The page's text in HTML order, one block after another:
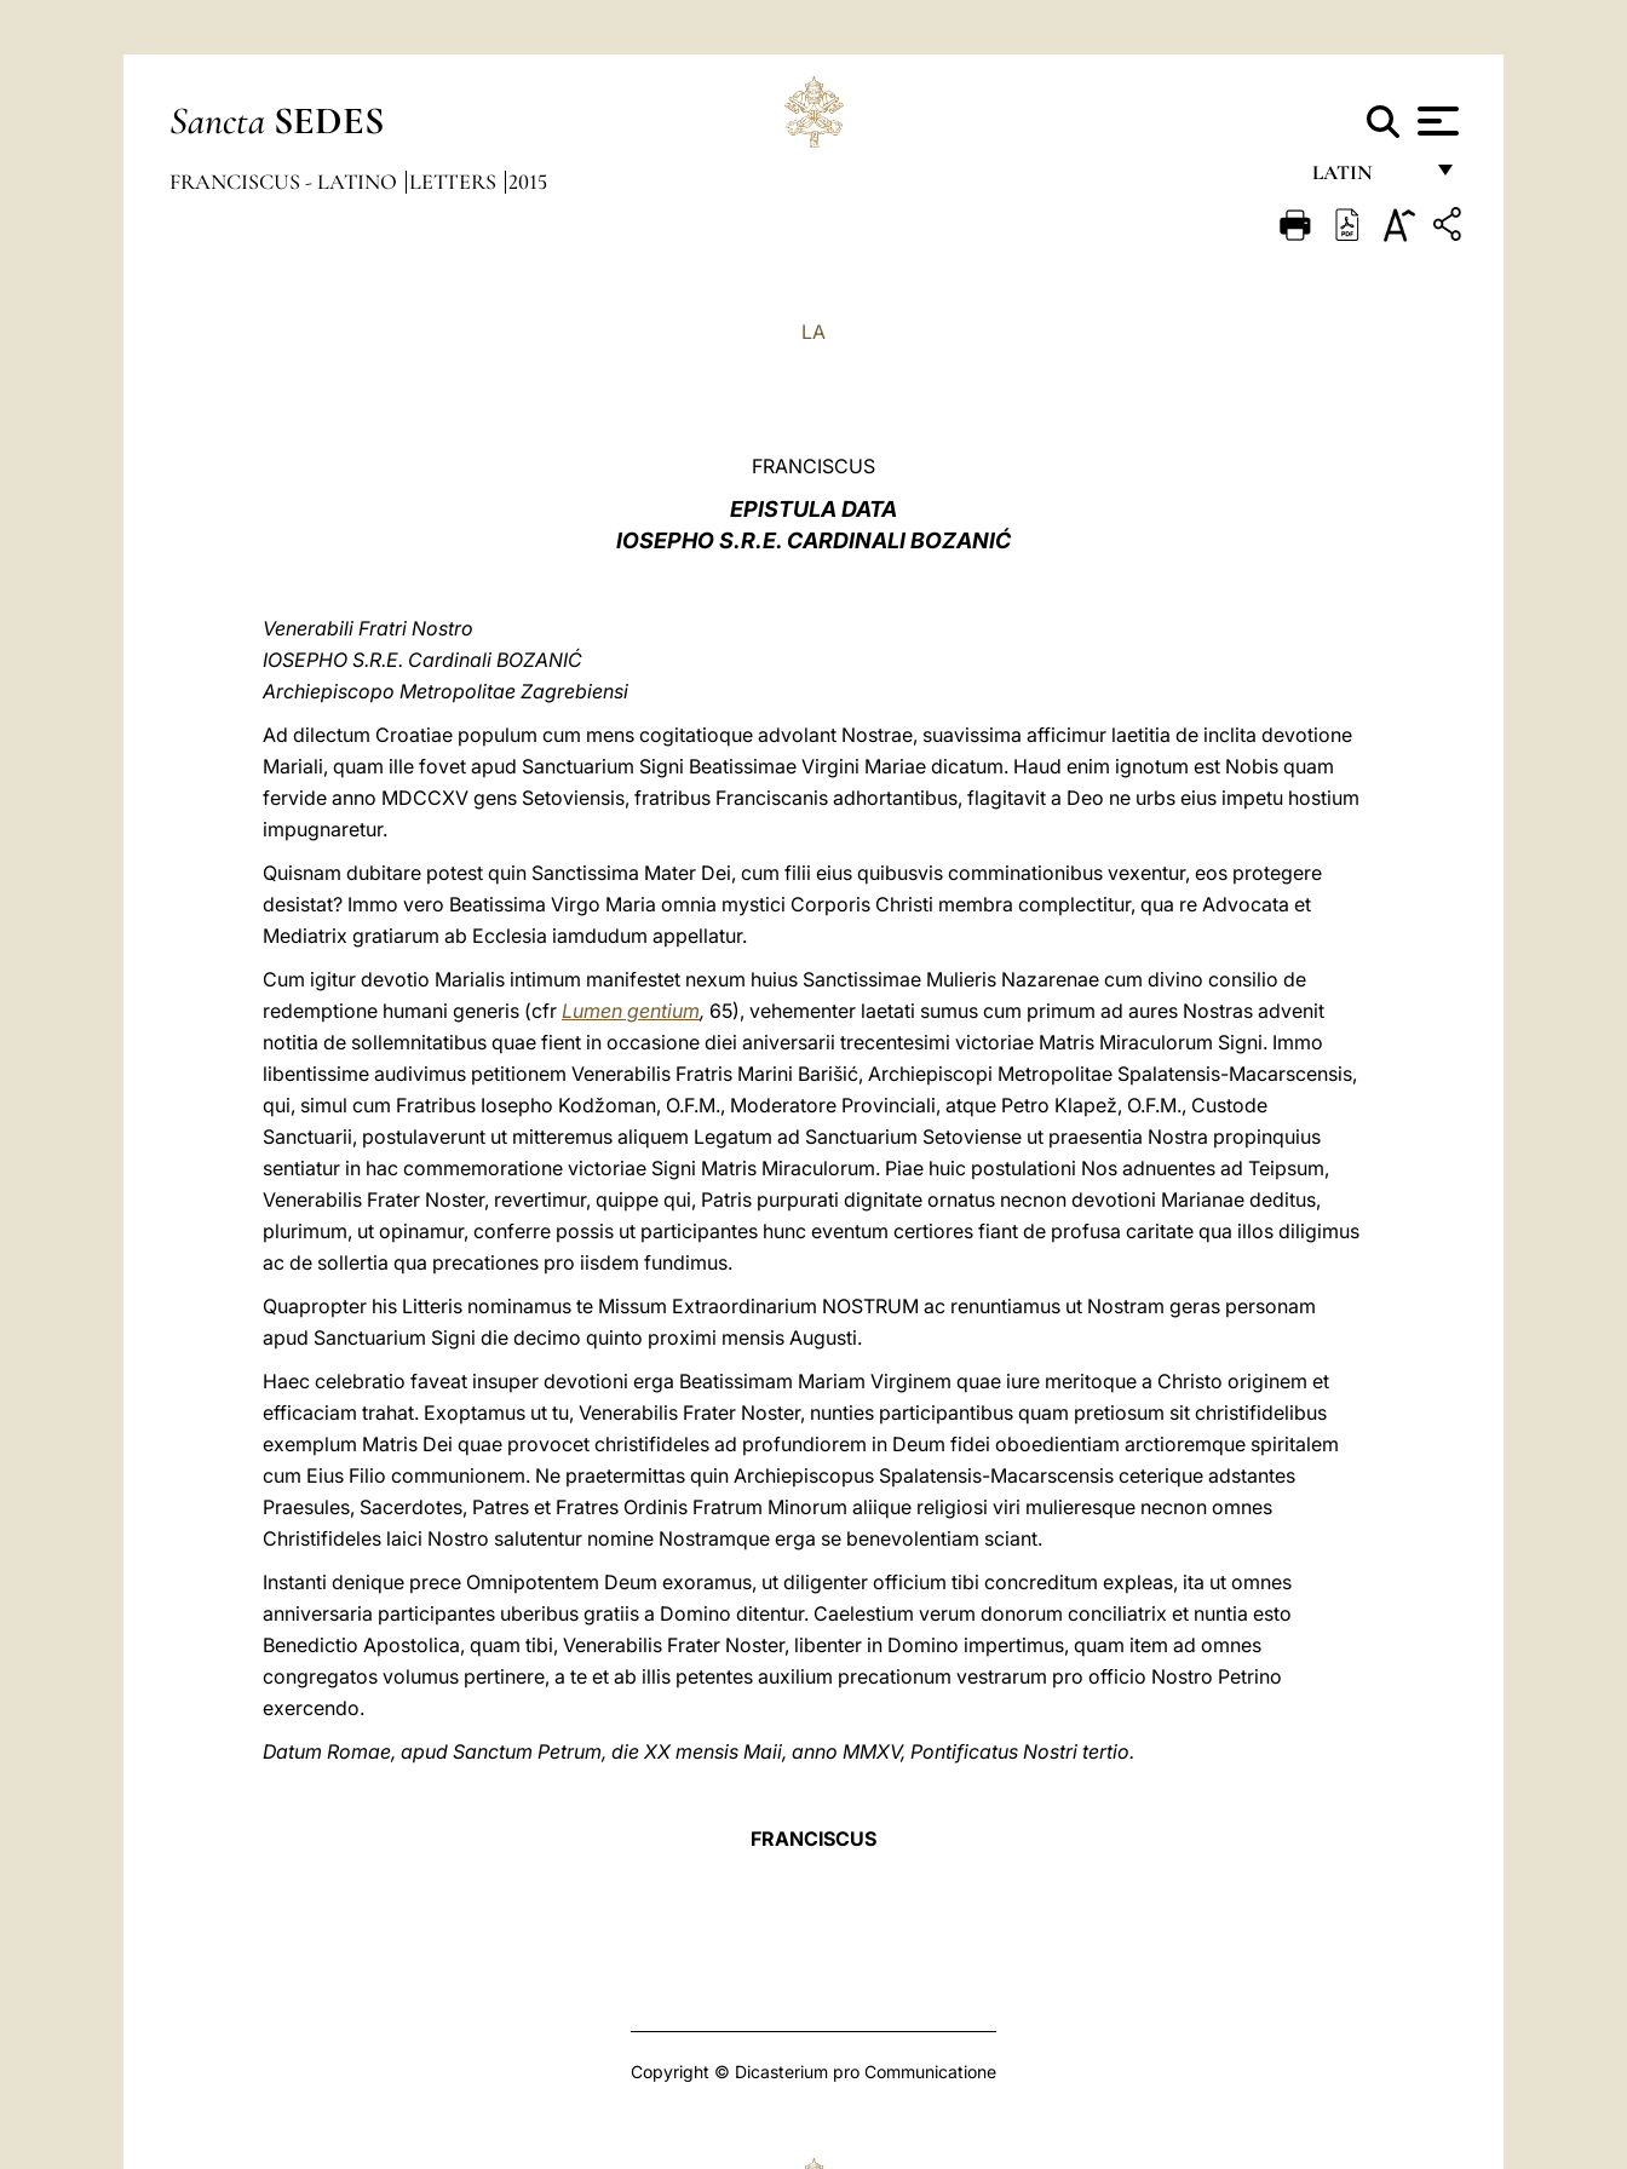
Sancta SEDES
LATIN
FRANÇAIS
FRANCISCUS - LATINO LETTERS 2015
LA
FRANCISCUS
EPISTULA DATA
IOSEPHO S.R.E. CARDINALI BOZANIĆ
Venerabili Fratri Nostro
IOSEPHO S.R.E. Cardinali BOZANIĆ
Archiepiscopo Metropolitae Zagrebiensi
Ad dilectum Croatiae populum cum mens cogitatioque advolant Nostrae, suavissima afficimur laetitia de inclita devotione
Mariali, quam ille fovet apud Sanctuarium Signi Beatissimae Virgini Mariae dicatum. Haud enim ignotum est Nobis quam
fervide anno MDCCXV gens Setoviensis, fratribus Franciscanis adhortantibus, flagitavit a Deo ne urbs eius impetu hostium
impugnaretur.
Quisnam dubitare potest quin Sanctissima Mater Dei, cum filii eius quibusvis comminationibus vexentur, eos protegere
desistat? Immo vero Beatissima Virgo Maria omnia mystici Corporis Christi membra complectitur, qua re Advocata et
Mediatrix gratiarum ab Ecclesia iamdudum appellatur.
Cum igitur devotio Marialis intimum manifestet nexum huius Sanctissimae Mulieris Nazarenae cum divino consilio de
redemptione humani generis (cfr Lumen gentium, 65), vehementer laetati sumus cum primum ad aures Nostras advenit
notitia de sollemnitatibus quae fient in occasione diei aniversarii trecentesimi victoriae Matris Miraculorum Signi. Immo
libentissime audivimus petitionem Venerabilis Fratris Marini Barišić, Archiepiscopi Metropolitae Spalatensis-Macarscensis,
qui, simul cum Fratribus Iosepho Kodžoman, O.F.M., Moderatore Provinciali, atque Petro Klapež, O.F.M., Custode
Sanctuarii, postulaverunt ut mitteremus aliquem Legatum ad Sanctuarium Setoviense ut praesentia Nostra propinquius
sentiatur in hac commemoratione victoriae Signi Matris Miraculorum. Piae huic postulationi Nos adnuentes ad Teipsum,
Venerabilis Frater Noster, revertimur, quippe qui, Patris purpurati dignitate ornatus necnon devotioni Marianae deditus,
plurimum, ut opinamur, conferre possis ut participantes hunc eventum certiores fiant de profusa caritate qua illos diligimus
ac de sollertia qua precationes pro iisdem fundimus.
Quapropter his Litteris nominamus te Missum Extraordinarium NOSTRUM ac renuntiamus ut Nostram geras personam
apud Sanctuarium Signi die decimo quinto proximi mensis Augusti.
Haec celebratio faveat insuper devotioni erga Beatissimam Mariam Virginem quae iure meritoque a Christo originem et
efficaciam trahat. Exoptamus ut tu, Venerabilis Frater Noster, nunties participantibus quam pretiosum sit christifidelibus
exemplum Matris Dei quae provocet christifideles ad profundiorem in Deum fidei oboedientiam arctioremque spiritalem
cum Eius Filio communionem. Ne praetermittas quin Archiepiscopus Spalatensis-Macarscensis ceterique adstantes
Praesules, Sacerdotes, Patres et Fratres Ordinis Fratrum Minorum aliique religiosi viri mulieresque necnon omnes
Christifideles laici Nostro salutentur nomine Nostramque erga se benevolentiam sciant.
Instanti denique prece Omnipotentem Deum exoramus, ut diligenter officium tibi concreditum expleas, ita ut omnes
anniversaria participantes uberibus gratiis a Domino ditentur. Caelestium verum donorum conciliatrix et nuntia esto
Benedictio Apostolica, quam tibi, Venerabilis Frater Noster, libenter in Domino impertimus, quam item ad omnes
congregatos volumus pertinere, a te et ab illis petentes auxilium precationum vestrarum pro officio Nostro Petrino
exercendo.
Datum Romae, apud Sanctum Petrum, die XX mensis Maii, anno MMXV, Pontificatus Nostri tertio.
FRANCISCUS
Copyright © Dicasterium pro Communicatione